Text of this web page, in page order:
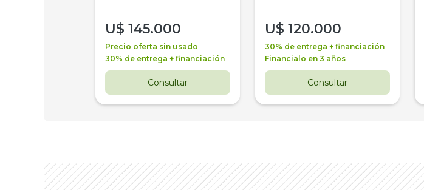
U$ 145.000
Precio oferta sin usado
30% de entrega + financiación
Consultar
U$ 120.000
30% de entrega + financiación
Financialo en 3 años
Consultar